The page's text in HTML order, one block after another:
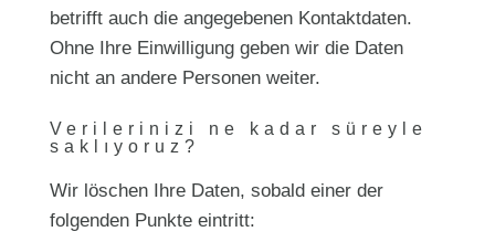
betrifft auch die angegebenen Kontaktdaten.
Ohne Ihre Einwilligung geben wir die Daten
nicht an andere Personen weiter.
Verilerinizi ne kadar süreyle
saklıyoruz?
Wir löschen Ihre Daten, sobald einer der
folgenden Punkte eintritt: